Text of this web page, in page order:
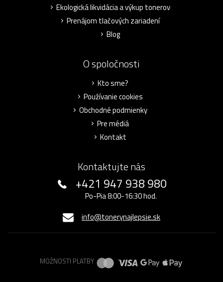
Ekologická likvidácia a výkup tonerov
Prenájom tlačových zariadení
Blog
O spoločnosti
Kto sme?
Používanie cookies
Obchodné podmienky
Pre médiá
Kontakt
Kontaktujte nás
+421 947 938 980
Po-Pia 8:00-16:30 hod.
info@tonerynajlepsie.sk
MOŽNOSTI PLATBY